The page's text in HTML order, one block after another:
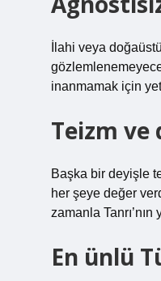
İlahi veya
inanmamak için
Teizm ve
Başka bir deyişle
her şeye değer
zamanla
En ünlü